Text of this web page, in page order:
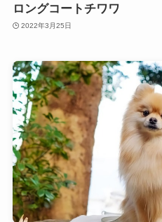
ロングコートチワワ
2022年3月25日